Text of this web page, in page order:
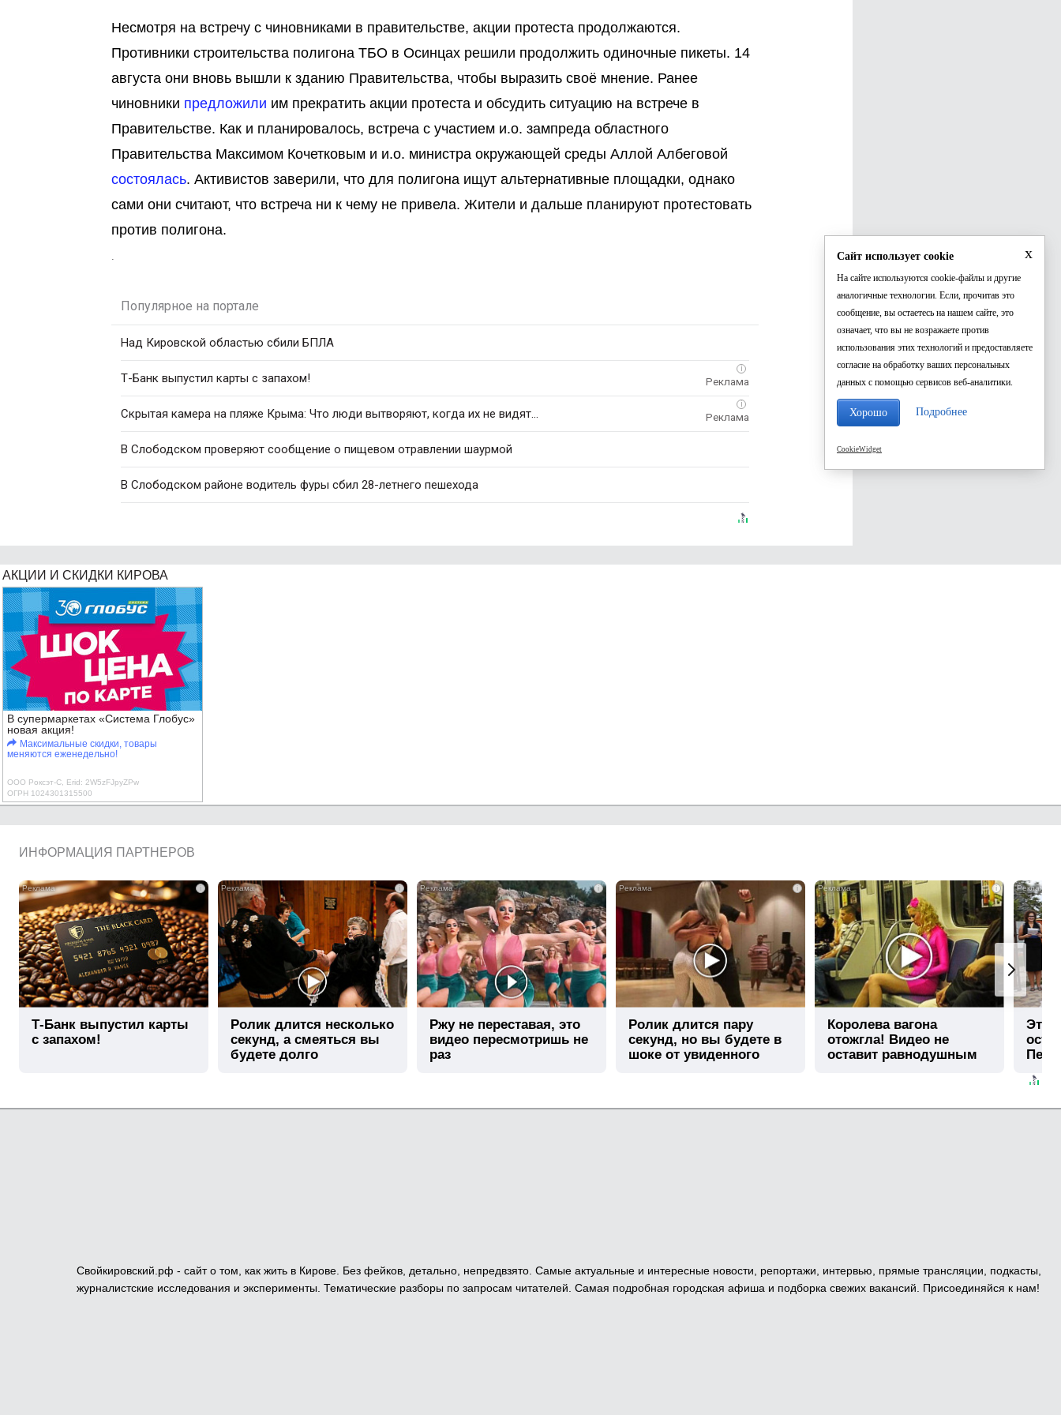
Несмотря на встречу с чиновниками в правительстве, акции протеста продолжаются.
Противники строительства полигона ТБО в Осинцах решили продолжить одиночные пикеты. 14
августа они вновь вышли к зданию Правительства, чтобы выразить своё мнение. Ранее
чиновники предложили им прекратить акции протеста и обсудить ситуацию на встрече в
Правительстве. Как и планировалось, встреча с участием и.о. зампреда областного
Правительства Максимом Кочетковым и и.о. министра окружающей среды Аллой Албеговой
состоялась. Активистов заверили, что для полигона ищут альтернативные площадки, однако
сами они считают, что встреча ни к чему не привела. Жители и дальше планируют протестовать
против полигона.
.
Популярное на портале
Над Кировской областью сбили БПЛА
i
Т-Банк выпустил карты с запахом!
i
Скрытая камера на пляже Крыма: Что люди вытворяют, когда их не видят...
В Слободском проверяют сообщение о пищевом отравлении шаурмой
В Слободском районе водитель фуры сбил 28-летнего пешехода
АКЦИИ И СКИДКИ КИРОВА
В супермаркетах «Система Глобус»
новая акция!
Максимальные скидки, товары
меняются еженедельно!
ООО Роксэт-С, Erid: 2W5zFJpyZPw
ОГРН 1024301315500
ИНФОРМАЦИЯ ПАРТНЕРОВ
Т-Банк выпустил карты
с запахом!
i
Ролик длится несколько
секунд, а смеяться вы
будете долго
i
Ржу не переставая, это
видео пересмотришь не
раз
i
Ролик длится пару
секунд, но вы будете в
шоке от увиденного
i
Королева вагона
отожгла! Видео не
оставит равнодушным
Этот
Свойкировский.рф - сайт о том, как жить в Кирове. Без фейков, детально, непредвзято. Самые актуальные и интересные новости, репортажи, интервью, прямые трансляции, подкасты,
журналистские исследования и эксперименты. Тематические разборы по запросам читателей. Самая подробная городская афиша и подборка свежих вакансий. Присоединяйся к нам!
x
Сайт использует cookie
На сайте используются cookie-файлы и другие
аналогичные технологии. Если, прочитав это
сообщение, вы остаетесь на нашем сайте, это
означает, что вы не возражаете против
использования этих технологий и предоставляете
согласие на обработку ваших персональных
данных с помощью сервисов веб-аналитики.
Хорошо Подробнее
CookieWidget